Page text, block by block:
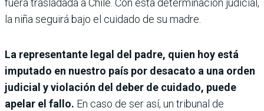
fuera trasladada a Chile. Con esta determinación judicial,
la niña seguirá bajo el cuidado de su madre.
La representante legal del padre, quien hoy está
imputado en nuestro país por desacato a una orden
judicial y violación del deber de cuidado, puede
apelar el fallo. En caso de ser así, un tribunal de